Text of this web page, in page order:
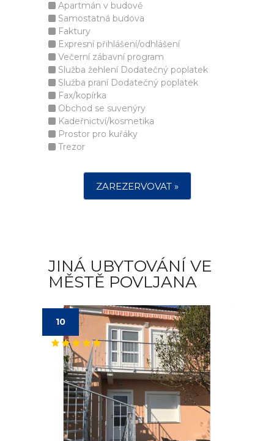
Apartmán v budově
Samostatná budova
Faktury
Expresní přihlášení/odhlášení
Večerní zábavní program
Služba žehlení Dodatečný poplatek
Služba praní Dodatečný poplatek
Fax/kopírka
Obchod se suvenýry
Kadeřnictví/kosmetika
Prostor pro kuřáky
Trezor
ZAREZERVOVAT »
JINÁ UBYTOVÁNÍ VE
MĚSTĚ POVLJANA
10